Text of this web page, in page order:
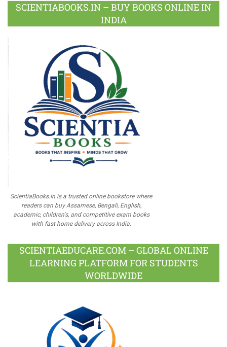
SCIENTIABOOKS.IN – BUY BOOKS ONLINE IN
INDIA
ScientiaBooks.in is a trusted online bookstore where
readers can buy Assamese, Bengali, English,
academic, children's, and competitive exam books
with fast home delivery across India.
SCIENTIAEDUCARE.COM – GLOBAL ONLINE
LEARNING PLATFORM FOR STUDENTS
WORLDWIDE